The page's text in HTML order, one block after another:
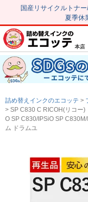
国産リサイクルトナ
夏季休
新規会員登録
トップページ
注文履歴
はじめての方へ
初心者用セット
キャノンインク
本店
詰め替えインクのエコッテ
SP C830 C RICOH(リコー)
O SP C830/IPSiO SP
ム ドラムユ